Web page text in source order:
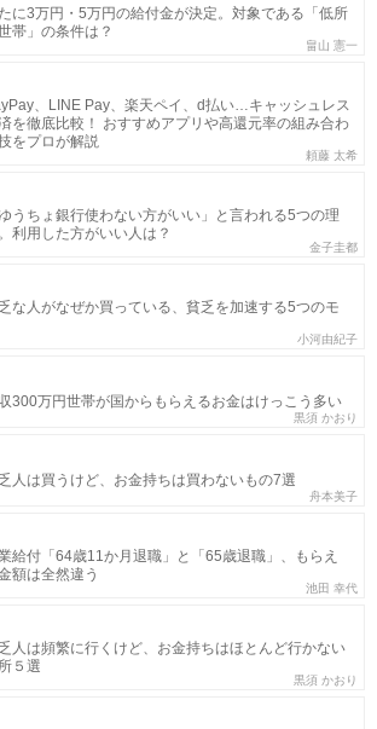
に3万円・5万円の給付金が決定。対象である「低所
帯」の条件は？
畠山 憲一
、LINE Pay、楽天ペイ、d払い…キャッシュレス
を徹底比較！ おすすめアプリや高還元率の組み合わ
をプロが解説
頼藤 太希
ゆうちょ銀行使わない方がいい」と言われる5つの理
利用した方がいい人は？
金子圭都
な人がなぜか買っている、貧乏を加速する5つのモ
小河由紀子
300万円世帯が国からもらえるお金はけっこう多い
黒須 かおり
人は買うけど、お金持ちは買わないもの7選
舟本美子
給付「64歳11か月退職」と「65歳退職」、もらえ
額は全然違う
池田 幸代
人は頻繁に行くけど、お金持ちはほとんど行かない
５選
黒須 かおり